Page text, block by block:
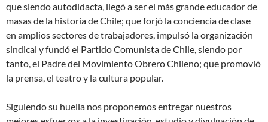
que siendo autodidacta, llegó a ser el más grande educador de
masas de la historia de Chile; que forjó la conciencia de clase
en amplios sectores de trabajadores, impulsó la organización
sindical y fundó el Partido Comunista de Chile, siendo por
tanto, el Padre del Movimiento Obrero Chileno; que promovió
la prensa, el teatro y la cultura popular.
Siguiendo su huella nos proponemos entregar nuestros